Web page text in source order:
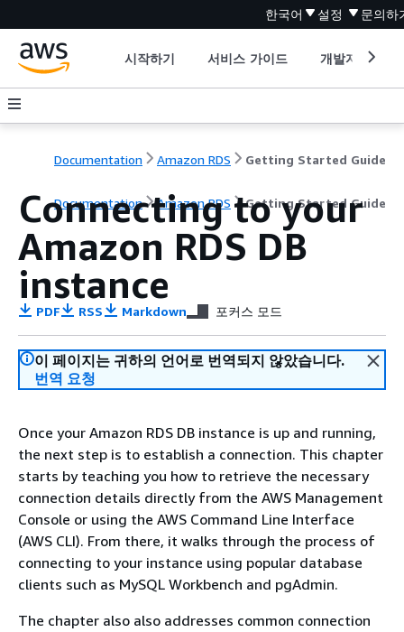
한국어 설정 문의하
시작하기 서비스 가이드 개발자 도구
Documentation Amazon RDS Getting Started Guide
Documentation Amazon RDS Getting Started Guide
Connecting to your
Amazon RDS DB
instance
PDF RSS Markdown 포커스 모드
이 페이지는 귀하의 언어로 번역되지 않았습니다.
번역 요청
Once your Amazon RDS DB instance is up and running,
the next step is to establish a connection. This chapter
starts by teaching you how to retrieve the necessary
connection details directly from the AWS Management
Console or using the AWS Command Line Interface
(AWS CLI). From there, it walks through the process of
connecting to your instance using popular database
clients such as MySQL Workbench and pgAdmin.
The chapter also also addresses common connection